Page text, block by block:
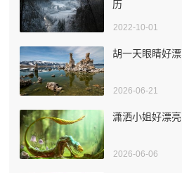
历
2022-10-01
胡一天眼睛好
2026-06-21
潇洒小姐好漂
2026-06-06